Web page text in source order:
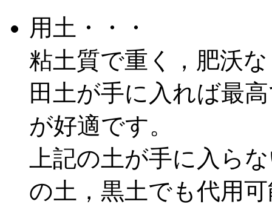
用土・・・
粘土質で重く，肥沃
田土が手に入れば最
が好適です。
上記の土が手に入ら
の土，黒土でも代用